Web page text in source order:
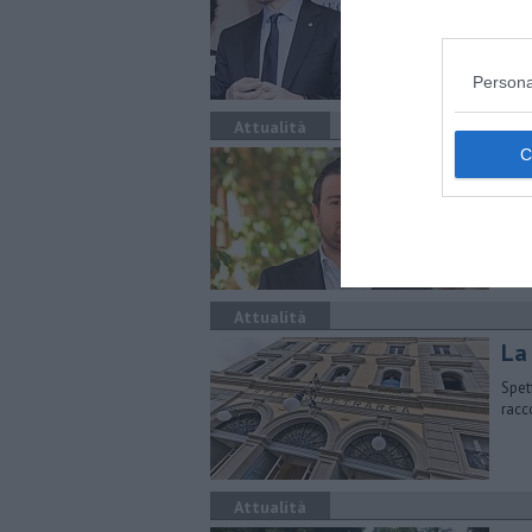
Attualità
di
Attualità
Attualità